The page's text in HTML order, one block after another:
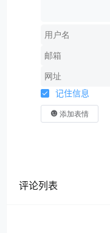
记住信息
添加表情
评论列表